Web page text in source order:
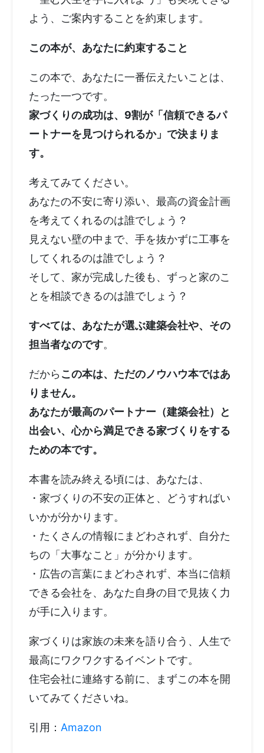
よう、ご案内することを約束します。
この本が、あなたに約束すること
この本で、あなたに一番伝えたいことは、
たった一つです。
家づくりの成功は、9割が「信頼できるパ
ートナーを見つけられるか」で決まりま
す。
考えてみてください。
あなたの不安に寄り添い、最高の資金計画
を考えてくれるのは誰でしょう？
見えない壁の中まで、手を抜かずに工事を
してくれるのは誰でしょう？
そして、家が完成した後も、ずっと家のこ
とを相談できるのは誰でしょう？
すべては、あなたが選ぶ建築会社や、その
担当者なのです。
だから この本は、ただのノウハウ本ではあ
りません。
あなたが最高のパートナー（建築会社）と
出会い、心から満足できる家づくりをする
ための本です。
本書を読み終える頃には、あなたは、
・家づくりの不安の正体と、どうすればい
いかが分かります。
・たくさんの情報にまどわされず、自分た
ちの「大事なこと」が分かります。
・広告の言葉にまどわされず、本当に信頼
できる会社を、あなた自身の目で見抜く力
が手に入ります。
家づくりは家族の未来を語り合う、人生で
最高にワクワクするイベントです。
住宅会社に連絡する前に、まずこの本を開
いてみてくださいね。
引用： Amazon